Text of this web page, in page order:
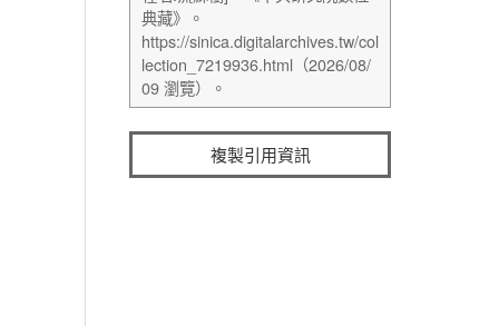
複製引用資訊